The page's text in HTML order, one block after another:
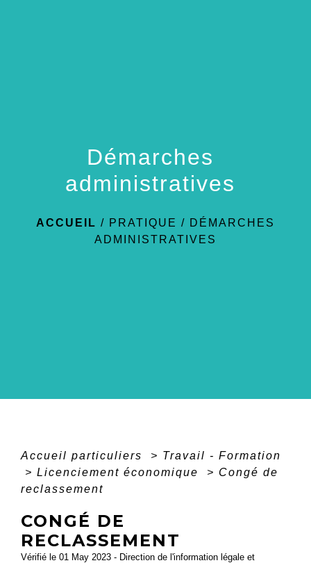
Démarches
administratives
ACCUEIL / PRATIQUE / DÉMARCHES
ADMINISTRATIVES
Accueil particuliers > Travail - Formation
> Licenciement économique > Congé de
reclassement
CONGÉ DE
RECLASSEMENT
Vérifié le 01 May 2023 - Direction de l'information légale et